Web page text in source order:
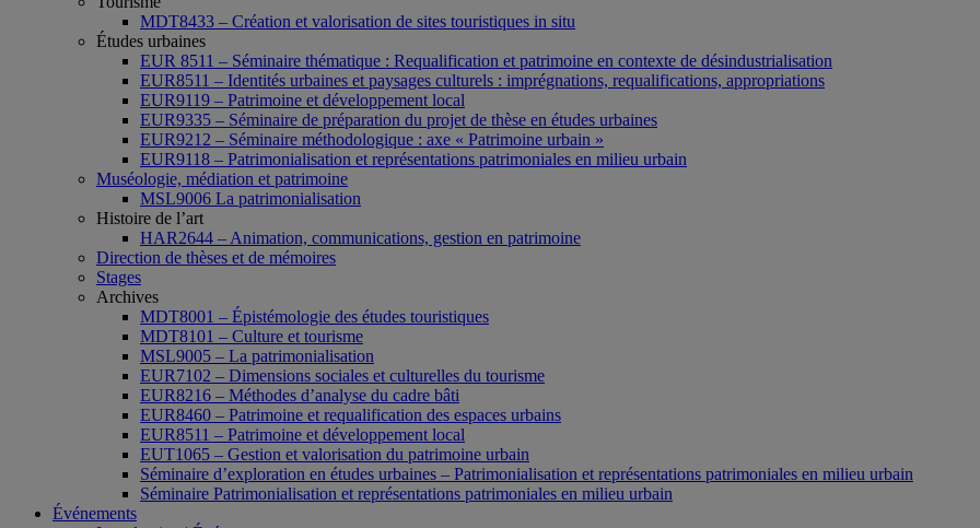
MDT8433 – Création et valorisation de sites touristiques in situ
Études urbaines
EUR 8511 – Séminaire thématique : Requalification et patrimoine en contexte de désindustrialisation
EUR8511 – Identités urbaines et paysages culturels : imprégnations, requalifications, appropriations
EUR9119 – Patrimoine et développement local
EUR9335 – Séminaire de préparation du projet de thèse en études urbaines
EUR9212 – Séminaire méthodologique : axe « Patrimoine urbain »
EUR9118 – Patrimonialisation et représentations patrimoniales en milieu urbain
Muséologie, médiation et patrimoine
MSL9006 La patrimonialisation
Histoire de l’art
HAR2644 – Animation, communications, gestion en patrimoine
Direction de thèses et de mémoires
Stages
Archives
MDT8001 – Épistémologie des études touristiques
MDT8101 – Culture et tourisme
MSL9005 – La patrimonialisation
EUR7102 – Dimensions sociales et culturelles du tourisme
EUR8216 – Méthodes d’analyse du cadre bâti
EUR8460 – Patrimoine et requalification des espaces urbains
EUR8511 – Patrimoine et développement local
EUT1065 – Gestion et valorisation du patrimoine urbain
Séminaire d’exploration en études urbaines – Patrimonialisation et représentations patrimoniales en milieu urbain
Séminaire Patrimonialisation et représentations patrimoniales en milieu urbain
Événements